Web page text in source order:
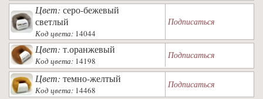
Цвет: серо-бежевый
светлый
Код цвета: 14044
Подписаться
Цвет: т.оранжевый
Код цвета: 14198
Подписаться
Цвет: темно-желтый
Код цвета: 14468
Подписаться